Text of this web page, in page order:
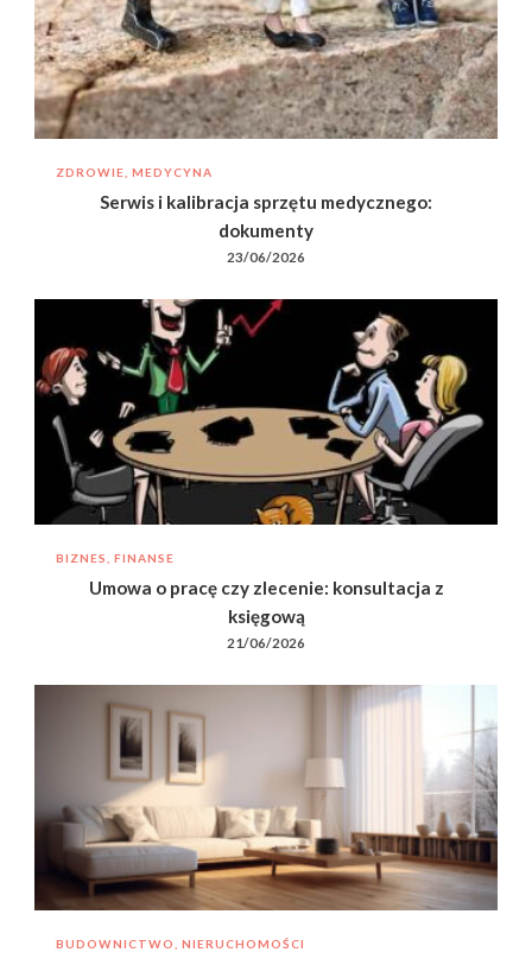
ZDROWIE, MEDYCYNA
Serwis i kalibracja sprzętu medycznego:
dokumenty
23/06/2026
BIZNES, FINANSE
Umowa o pracę czy zlecenie: konsultacja z
księgową
21/06/2026
BUDOWNICTWO, NIERUCHOMOŚCI